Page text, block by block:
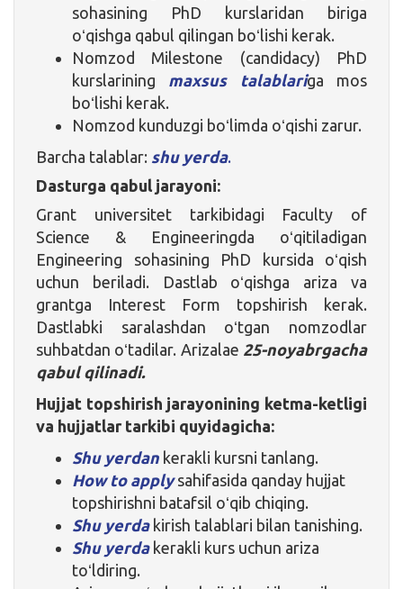
sohasining PhD kurslaridan biriga
oʻqishga qabul qilingan boʻlishi kerak.
Nomzod Milestone (candidacy) PhD
kurslarining maxsus talablariga mos
boʻlishi kerak.
Nomzod kunduzgi boʻlimda oʻqishi zarur.
Barcha talablar: shu yerda.
Dasturga qabul jarayoni:
Grant universitet tarkibidagi Faculty of
Science & Engineeringda oʻqitiladigan
Engineering sohasining PhD kursida oʻqish
uchun beriladi. Dastlab oʻqishga ariza va
grantga Interest Form topshirish kerak.
Dastlabki saralashdan oʻtgan nomzodlar
suhbatdan oʻtadilar. Arizalae 25-noyabrgacha
qabul qilinadi.
Hujjat topshirish jarayonining ketma-ketligi
va hujjatlar tarkibi quyidagicha:
Shu yerdan kerakli kursni tanlang.
How to applysahifasida qanday hujjat
topshirishni batafsil oʻqib chiqing.
Shu yerdakirish talablari bilan tanishing.
Shu yerdakerakli kurs uchun ariza
toʻldiring.